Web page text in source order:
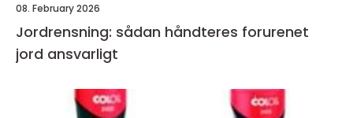
08. February 2026
Jordrensning: sådan håndteres forurenet
jord ansvarligt